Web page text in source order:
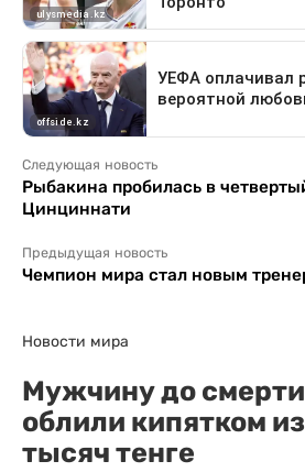
Следующая новость
Рыбакина пробилась в
Цинциннати
Предыдущая новость
Чемпион мира стал новым
Новости мира
Мужчину до
облили кипятком
тысяч тенге